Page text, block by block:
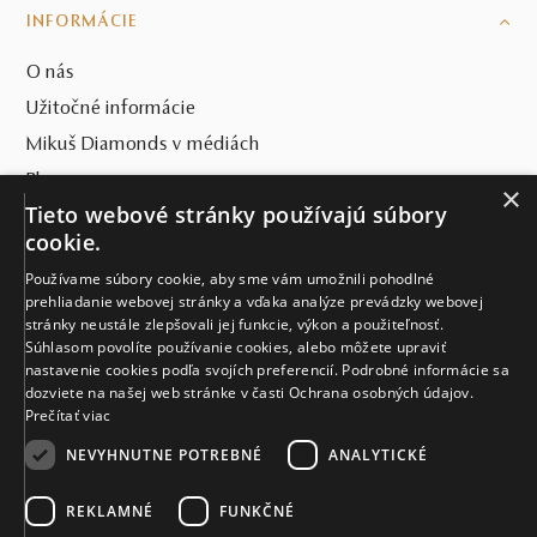
v jednej z našich 13 kolekcií alebo sa ponoríte do
skvostov
doprajeme ten najintenzívnejší zážitok pre telo aj dušu.
Toto nie sú dva heterogénne koncepty, ale spojené
nádoby, ktoré s vami komunikujú a dovedú vás tam, kde
drahokamov.
Mikuš Diamonds tip: Ako si správne vybrať šperky
s farebnými drahými kameňmi
Portfólium našich šperkov s farebnými drahými kameňmi
je skutočne široké, aby splnilo predstavy všetkých, aj tých
najnáročnejších zákazníkov. Tu by sme radi zdôraznili aj
možnosť výroby šperkov na zákazku
podľa vašich predstáv a túžob zhmotniť šperk, na ktorý
ste možno čakali celý život. Akúkoľvek cestu si zvolíte,
veríme, že kvetinovú eleganciu, šťavnaté akcenty
INFORMÁCIE
O nás
Užitočné informácie
Mikuš Diamonds v médiách
Blog
SVET MIKUŠ DIAMONDS
VŠETKO O NÁKUPE
KONTAKT
Naše klenotníctva
Sídlo spoločnosti
×
Tieto webové stránky používajú súbory
cookie.
Používame súbory cookie, aby sme vám umožnili pohodlné
prehliadanie webovej stránky a vďaka analýze prevádzky webovej
stránky neustále zlepšovali jej funkcie, výkon a použiteľnosť.
Súhlasom povolíte používanie cookies, alebo môžete upraviť
nastavenie cookies podľa svojích preferencií. Podrobné informácie sa
dozviete na našej web stránke v časti Ochrana osobných údajov.
Prečítať viac
NEVYHNUTNE POTREBNÉ
ANALYTICKÉ
REKLAMNÉ FUNKČNÉ